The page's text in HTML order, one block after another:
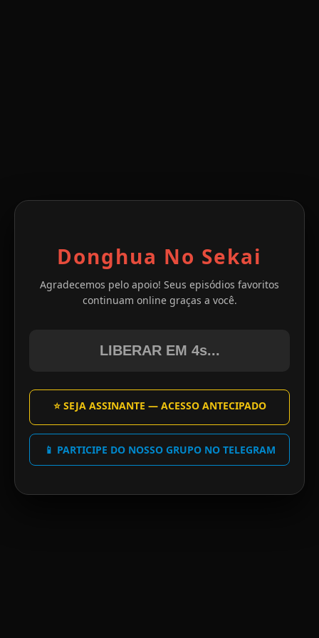
Donghua No Sekai
Agradecemos pelo apoio! Seus episódios favoritos
continuam online graças a você.
LIBERAR EM 4s...
⭐ SEJA ASSINANTE — ACESSO ANTECIPADO
📱 PARTICIPE DO NOSSO GRUPO NO TELEGRAM